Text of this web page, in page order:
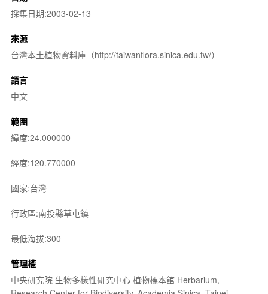
採集日期:2003-02-13
來源
台灣本土植物資料庫（http://taiwanflora.sinica.edu.tw/）
語言
中文
範圍
緯度:24.000000
經度:120.770000
國家:台灣
行政區:南投縣草屯鎮
最低海拔:300
管理權
中央研究院 生物多樣性研究中心 植物標本館 Herbarium,